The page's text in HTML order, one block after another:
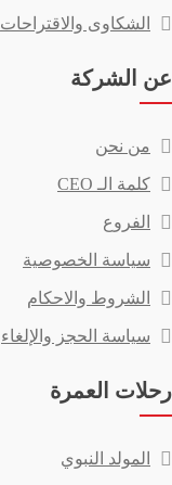
الشكاوى والاقتراحات
عن الشركة
من نحن
كلمة الـ CEO
الفروع
سياسة الخصوصية
الشروط والاحكام
سياسة الحجز والإلغاء
رحلات العمرة
المولد النبوي